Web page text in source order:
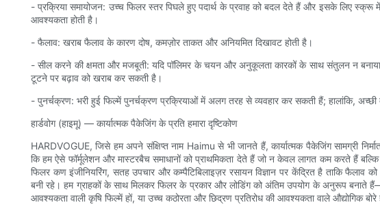
- प्रक्रिया समायोजन: उच्च फिलर स्तर पिघले हुए पदार्थ के प्रवाह को बदल देते हैं और इसके लिए स्क्रू
आवश्यकता होती है।
- फैलाव: खराब फैलाव के कारण दोष, कमज़ोर ताकत और अनियमित दिखावट होती है।
- सील करने की क्षमता और मजबूती: यदि पॉलिमर के चयन और अनुकूलता कारकों के साथ संतुलन न
टूटने पर बढ़ाव को खराब कर सकती है।
- पुनर्चक्रण: भरी हुई फिल्में पुनर्चक्रण प्रक्रियाओं में अलग तरह से व्यवहार कर सकती हैं; हालांकि, अच्छी
हार्डवोग (हाइमू) — कार्यात्मक पैकेजिंग के प्रति हमारा दृष्टिकोण
HARDVOGUE, जिसे हम अपने संक्षिप्त नाम Haimu से भी जानते हैं, कार्यात्मक पैकेजिंग सामग्री
कि हम ऐसे फॉर्मूलेशन और मास्टरबैच समाधानों को प्राथमिकता देते हैं जो न केवल लागत कम करते हैं बल्कि
फिलर कण इंजीनियरिंग, सतह उपचार और कम्पैटिबिलाइज़र रसायन विज्ञान पर केंद्रित है ताकि फैलाव
बनी रहे। हम ग्राहकों के साथ मिलकर फिलर के प्रकार और लोडिंग को अंतिम उपयोग के अनुरूप बनाते
आवश्यकता वाली कृषि फिल्में हों, या उच्च कठोरता और छिद्रण प्रतिरोध की आवश्यकता वाले औद्योगिक बोरे